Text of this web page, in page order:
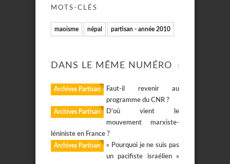
MOTS-CLÉS
maoïsme népal partisan - année 2010
DANS LE MÊME NUMÉRO
Archives Partisan
Faut-il revenir au
programme du CNR ?
Archives Partisan
D’où vient le
mouvement marxiste-
léniniste en France ?
Archives Partisan
« Pourquoi je ne suis pas
un pacifiste israélien »